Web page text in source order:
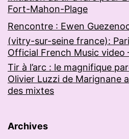
Fort-Mahon-Plage
Rencontre : Ewen
(vitry-sur-seine france):
Official French Music video
Tir à l’arc : le magnifique
Olivier Luzzi de Marignane
des mixtes
Archives